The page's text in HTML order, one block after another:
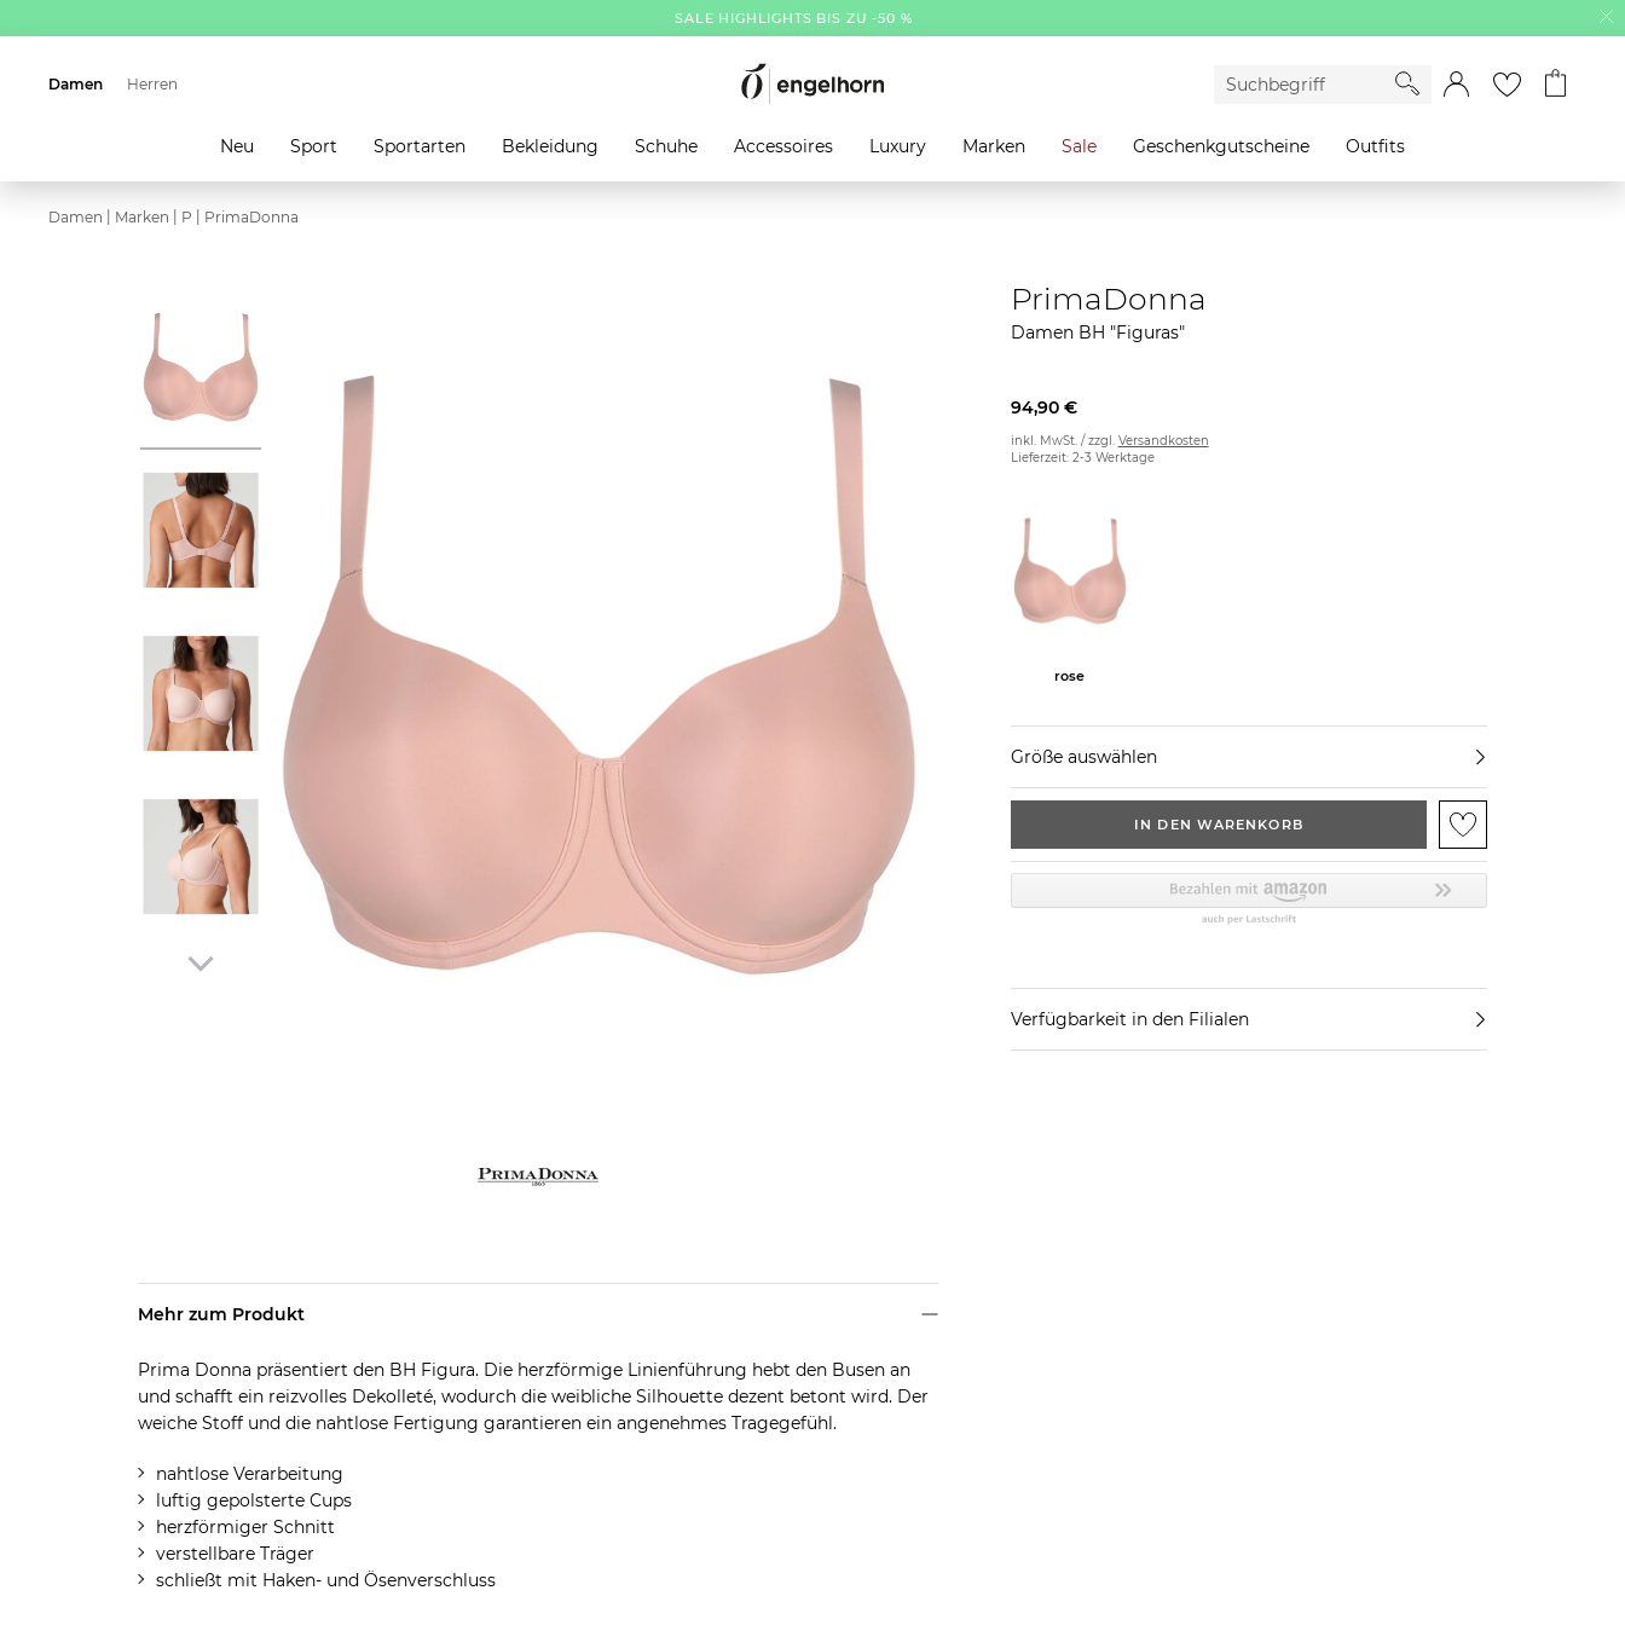
SALE HIGHLIGHTS BIS ZU -50 %
Damen
Neu Sport Sportarten Bekleidung Schuhe Accessoires Luxury Marken Sale Geschenkgutscheine Outfits
Herren
Damen Marken P PrimaDonna
PrimaDonna
Damen BH "Figuras"
94,90 €
inkl. MwSt. / zzgl. Versandkosten
Lieferzeit: 2-3 Werktage
rose
Größe auswählen
IN DEN WARENKORB
Verfügbarkeit in den Filialen
Mehr zum Produkt
Prima Donna präsentiert den BH Figura. Die herzförmige Linienführung hebt den Busen an
und schafft ein reizvolles Dekolleté, wodurch die weibliche Silhouette dezent betont wird. Der
weiche Stoff und die nahtlose Fertigung garantieren ein angenehmes Tragegefühl.
nahtlose Verarbeitung
luftig gepolsterte Cups
herzförmiger Schnitt
verstellbare Träger
schließt mit Haken- und Ösenverschluss